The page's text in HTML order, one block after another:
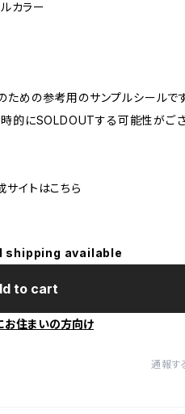
カラー
ための参考用のサンプルシールで
時的にSOLDOUTする可能性がご
イトはこちら
shipping available
to cart
お住まいの方向け
通報す